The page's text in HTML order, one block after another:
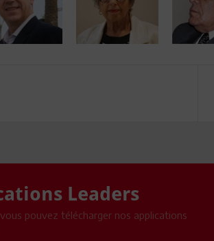
Leaders
pouvez télécharger nos applications